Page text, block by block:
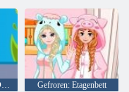
Kinder Classroom Dekoration Gefroren: Etagenbett